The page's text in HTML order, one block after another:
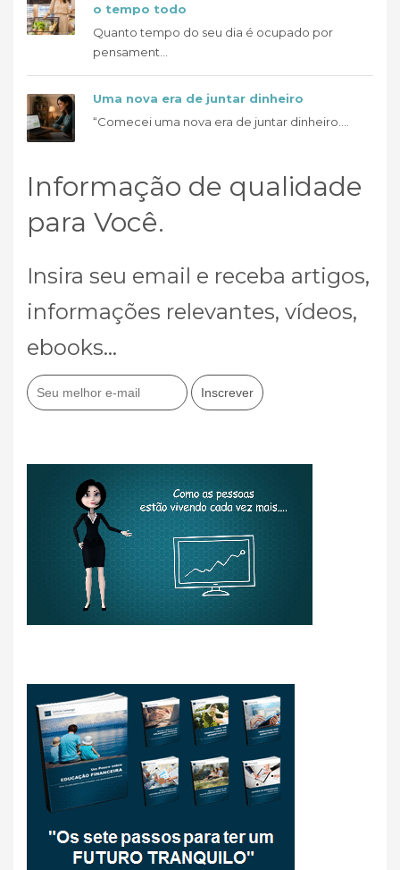
o tempo todo
Quanto tempo do seu dia é ocupado por
pensament...
Uma nova era de juntar dinheiro
“Comecei uma nova era de juntar dinheiro....
Informação de qualidade
para Você.
Insira seu email e receba artigos,
informações relevantes, vídeos,
ebooks...